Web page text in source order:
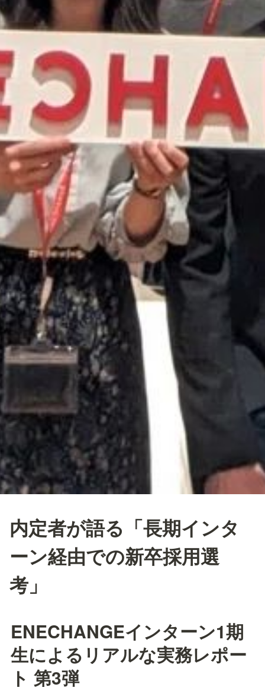
内定者が語る「長期インタ
ーン経由での新卒採用選
考」
ENECHANGEインターン1期
生によるリアルな実務レポー
ト 第3弾